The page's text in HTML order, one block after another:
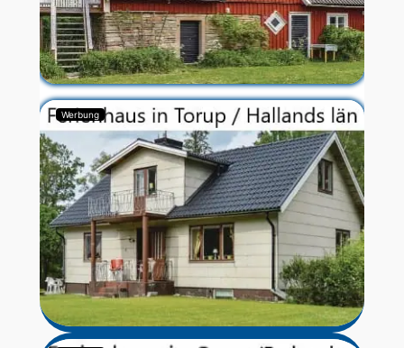
Werbung